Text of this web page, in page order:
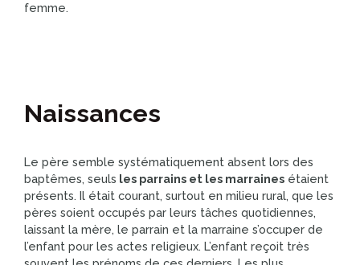
femme.
Naissances
Le père semble systématiquement absent lors des
baptêmes, seuls les parrains et les marraines étaient
présents. Il était courant, surtout en milieu rural, que les
pères soient occupés par leurs tâches quotidiennes,
laissant la mère, le parrain et la marraine s’occuper de
l’enfant pour les actes religieux. L’enfant reçoit très